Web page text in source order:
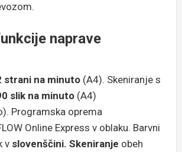
naprave
strani na minuto (A4). Skeniranje s
slik na minuto (A4)
Programska oprema
Online Express v oblaku. Barvni
v slovenščini. Skeniranje obeh